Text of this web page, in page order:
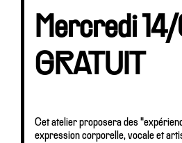
Mercredi
GRATUIT
Cet atelier proposera des
expression corporelle, vocale et